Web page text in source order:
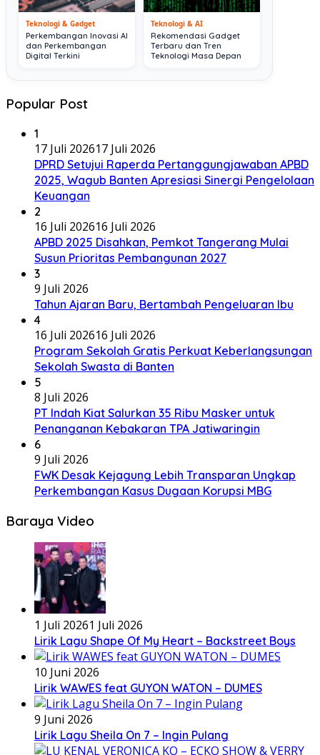
Teknologi & Gadget
Perkembangan Inovasi AI
dan Perkembangan
Digital Terkini
Teknologi & AI
Rekomendasi Gadget
Terbaru dan Tren
Teknologi Masa Depan
Popular Post
1
17 Juli 202617 Juli 2026
DPRD Setujui Raperda Pertanggungjawaban APBD
2025, Wagub Banten Apresiasi Sinergi Pengelolaan
Keuangan
2
16 Juli 202616 Juli 2026
APBD 2025 Disahkan, Pemkot Tangerang Mulai
Susun Prioritas Pembangunan 2027
3
9 Juli 2026
Tahun Ajaran Baru, Bertambah Pengeluaran Ibu
4
16 Juli 202616 Juli 2026
Program Sekolah Gratis Perkuat Keberlangsungan
Sekolah Swasta di Banten
5
8 Juli 2026
PT Indah Kiat Salurkan 35 Ribu Masker untuk
Penanganan Kebakaran TPA Jatiwaringin
6
9 Juli 2026
FWK Desak Kejagung Lebih Transparan Ungkap
Perkembangan Kasus Dugaan Korupsi MBG
Baraya Video
1 Juli 20261 Juli 2026
Lirik Lagu Shape Of My Heart – Backstreet Boys
10 Juni 2026
Lirik WAWES feat GUYON WATON – DUMES
9 Juni 2026
Lirik Lagu Sheila On 7 – Ingin Pulang